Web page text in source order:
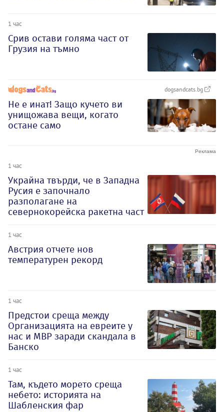
1 час
Срив остави голяма част от
Грузия на тъмно
dogsandcats.bg
Не е инат! Защо кучето ви
унищожава вещи, когато
остане само
1 час
Украйна твърди, че в Западна
Русия е започнало
разполагане на
севернокорейска ракетна част
1 час
Австрия отчете нов
температурен рекорд
1 час
Предстои среща между
Организацията на евреите у
нас и МВР заради скандала в
Банско
1 час
Там, където морето среща
небето: историята на
Шабленския фар